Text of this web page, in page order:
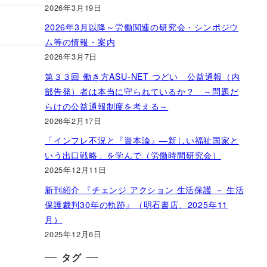
2026年3月19日
2026年3月以降～労働関連の研究会・シンポジウ
ム等の情報・案内
2026年3月7日
第３３回 働き方ASU-NET つどい 公益通報（内
部告発）者は本当に守られているか？ ～問題だ
らけの公益通報制度を考える～
2026年2月17日
「インフレ不況と『資本論』―新しい福祉国家と
いう出口戦略」を学んで（労働時間研究会）
2025年12月11日
新刊紹介 『チェンジ アクション 生活保護 － 生活
保護裁判30年の軌跡』（明石書店、2025年11
月）
2025年12月6日
タグ